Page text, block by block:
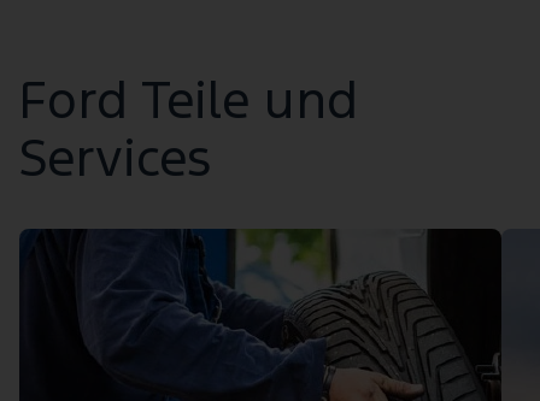
Ford Teile und
Services